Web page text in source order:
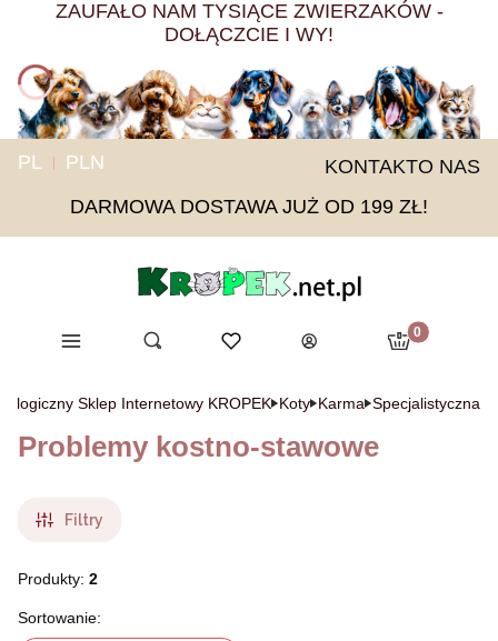
ZAUFAŁO NAM TYSIĄCE ZWIERZAKÓW -
DOŁĄCZCIE I WY!
PL PLN KONTAKTO NAS
DARMOWA DOSTAWA JUŻ OD 199 ZŁ!
Menu Otwórz wyszukiwarkę
Szukaj Ulubione
Zaloguj się
Produkty w
Koszyk
Sklep Internetowy KROPEK Koty Karma Specjalistyczna
Problemy kostno-stawowe
Filtry
Produkty: 2
Lista produktów
Sortowanie: